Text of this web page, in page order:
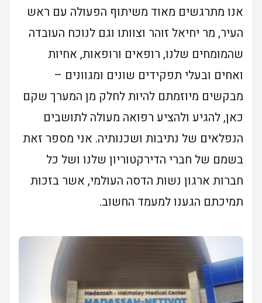
אנו מתרגשים מאוד משיתוף הפעולה עם ראש
העיר, מר יחיאל זוהר וצוותו וגם לנוכח העובדה
שהמומחים שלנו, רופאים ורופאות, אחיות
ואחים ובעלי תפקידים שונים ומגוונים –
מבקשים מיוזמתם להיות לחלק מן המערך שקם
כאן, להגיע ולהציע רפואה מעולה לתושבים
הנפלאים של נתיבות ושכנותיה. אני מספר זאת
בשמם של חברי הדירקטוריון שלנו ושל כל
חברות ארגון נשות הדסה העולמי, אשר בזכות
תמיכתם הגענו למעמד החשוב.